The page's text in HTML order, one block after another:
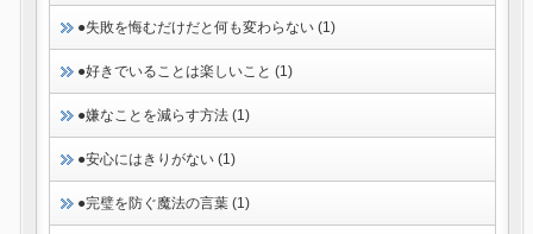
●失敗を悔むだけだと何も変わらない (1)
●好きでいることは楽しいこと (1)
●嫌なことを減らす方法 (1)
●安心にはきりがない (1)
●完璧を防ぐ魔法の言葉 (1)